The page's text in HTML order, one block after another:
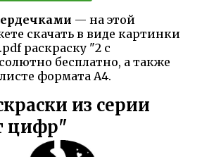
— на этой
скачать в виде картинки
раскраску "2 с
бесплатно, а также
формата А4.
из серии
цифр"